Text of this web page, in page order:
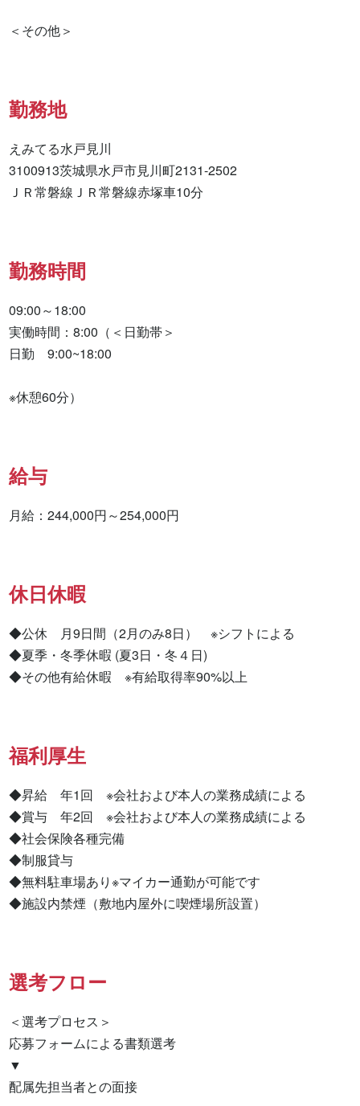
勤務地
えみてる水戸見川
3100913茨城県水戸市見川町2131-2502
ＪＲ常磐線ＪＲ常磐線赤塚車10分
勤務時間
09:00～18:00
実働時間：8:00（＜日勤帯＞
日勤　9:00~18:00
※休憩60分）
給与
月給：244,000円～254,000円
休日休暇
◆公休　月9日間（2月のみ8日）　※シフトによる
◆夏季・冬季休暇 (夏3日・冬４日)
◆その他有給休暇　※有給取得率90%以上
福利厚生
◆昇給　年1回　※会社および本人の業務成績による
◆賞与　年2回　※会社および本人の業務成績による
◆社会保険各種完備
◆制服貸与
◆無料駐車場あり※マイカー通勤が可能です
◆施設内禁煙（敷地内屋外に喫煙場所設置）
選考フロー
＜選考プロセス＞
応募フォームによる書類選考
▼
配属先担当者との面接